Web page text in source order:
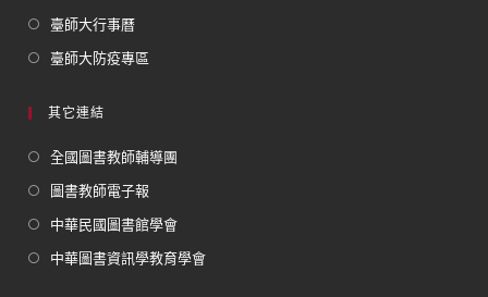
臺師大行事曆
臺師大防疫專區
其它連結
全國圖書教師輔導團
圖書教師電子報
中華民國圖書館學會
中華圖書資訊學教育學會